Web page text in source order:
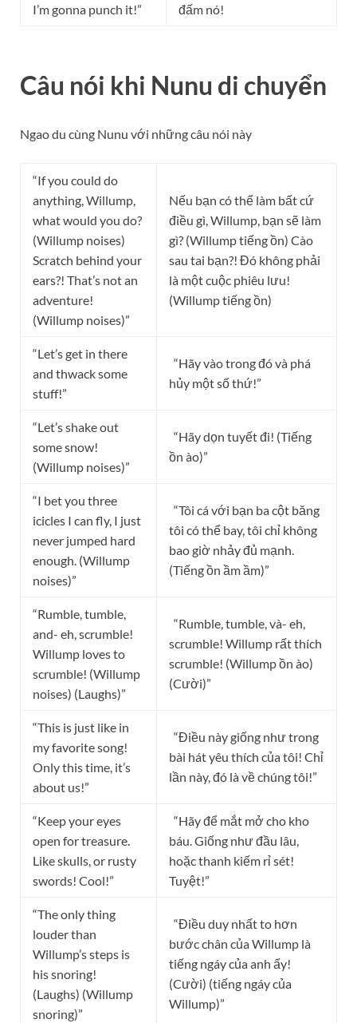
I’m gonna punch it!”
đấm nó!
Câu nói khi Nunu di chuyển
Ngao du cùng Nunu với những câu nói này
“If you could do
anything, Willump,
what would you do?
(Willump noises)
Scratch behind your
ears?! That’s not an
adventure!
(Willump noises)”
Nếu bạn có thể làm bất cứ
điều gì, Willump, bạn sẽ làm
gì? (Willump tiếng ồn) Cào
sau tai bạn?! Đó không phải
là một cuộc phiêu lưu!
(Willump tiếng ồn)
“Let’s get in there
and thwack some
stuff!”
“Hãy vào trong đó và phá
hủy một số thứ!”
“Let’s shake out
some snow!
(Willump noises)”
“Hãy dọn tuyết đi! (Tiếng
ồn ào)”
“I bet you three
icicles I can fly, I just
never jumped hard
enough. (Willump
noises)”
“Tôi cá với bạn ba cột băng
tôi có thể bay, tôi chỉ không
bao giờ nhảy đủ mạnh.
(Tiếng ồn ầm ầm)”
“Rumble, tumble,
and- eh, scrumble!
Willump loves to
scrumble! (Willump
noises) (Laughs)”
“Rumble, tumble, và- eh,
scrumble! Willump rất thích
scrumble! (Willump ồn ào)
(Cười)”
“This is just like in
my favorite song!
Only this time, it’s
about us!”
“Điều này giống như trong
bài hát yêu thích của tôi! Chỉ
lần này, đó là về chúng tôi!”
“Keep your eyes
open for treasure.
Like skulls, or rusty
swords! Cool!”
“Hãy để mắt mở cho kho
báu. Giống như đầu lâu,
hoặc thanh kiếm rỉ sét!
Tuyệt!”
“The only thing
louder than
Willump’s steps is
his snoring!
(Laughs) (Willump
snoring)”
“Điều duy nhất to hơn
bước chân của Willump là
tiếng ngáy của anh ấy!
(Cười) (tiếng ngáy của
Willump)”